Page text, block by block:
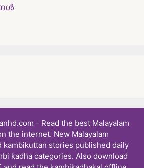
- Read the best Malayalam
the internet. New Malayalam
kambikuttan stories published daily
kadha categories. Also download